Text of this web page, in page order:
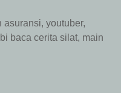
youtuber,
baca cerita silat, main